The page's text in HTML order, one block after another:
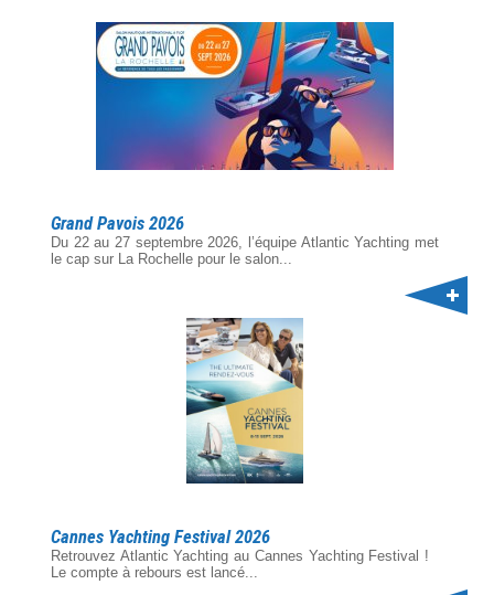
Grand Pavois 2026
Du 22 au 27 septembre 2026, l’équipe Atlantic Yachting met
le cap sur La Rochelle pour le salon...
Cannes Yachting Festival 2026
Retrouvez Atlantic Yachting au Cannes Yachting Festival !
Le compte à rebours est lancé...